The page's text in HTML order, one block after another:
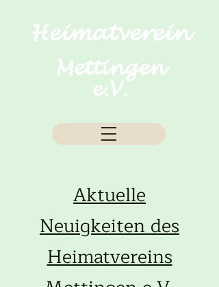
Heimatverein
Mettingen
e.V.
Aktuelle
Neuigkeiten des
Heimatvereins